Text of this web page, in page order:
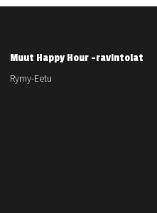
Muut Happy Hour -ravintolat
Rymy-Eetu